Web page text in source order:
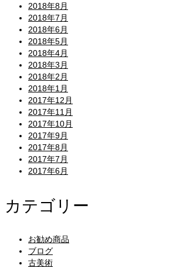
2018年8月
2018年7月
2018年6月
2018年5月
2018年4月
2018年3月
2018年2月
2018年1月
2017年12月
2017年11月
2017年10月
2017年9月
2017年8月
2017年7月
2017年6月
カテゴリー
お勧め商品
ブログ
古美術